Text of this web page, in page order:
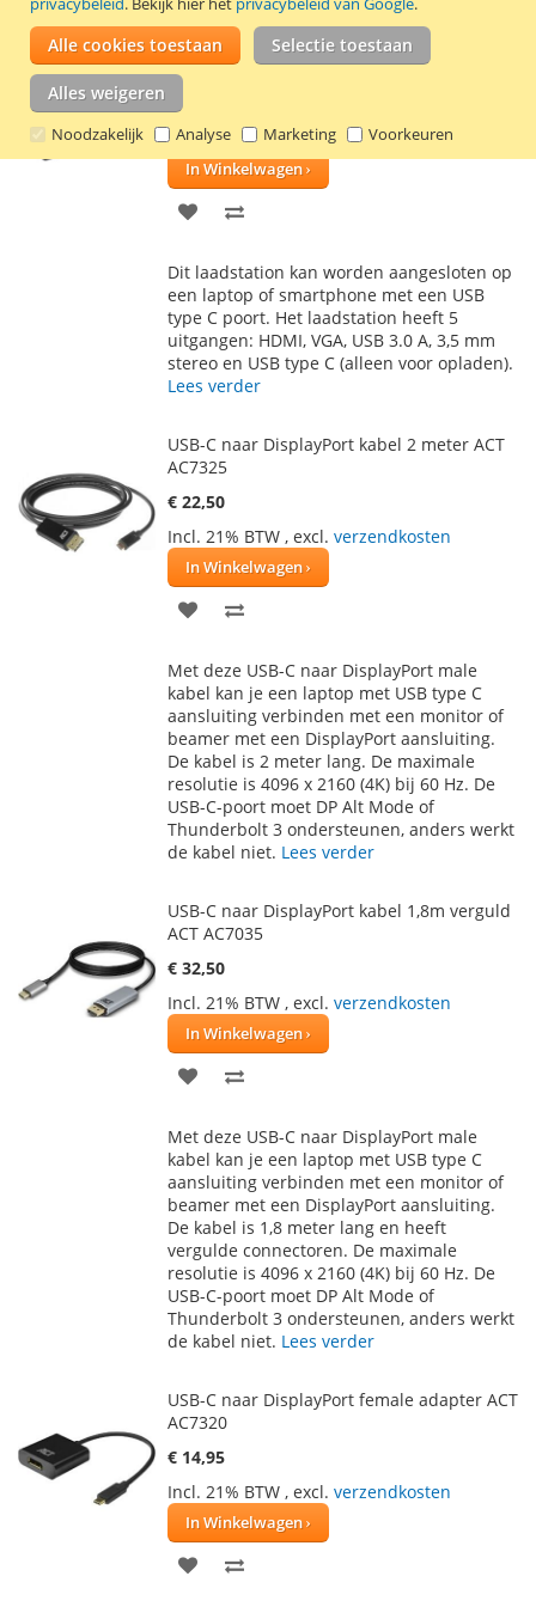
Alle cookies toestaan Selectie toestaan
Alles weigeren
Noodzakelijk Analyse Marketing Voorkeuren
Laadstation met USB 3.1 type C kabel 17,5
cm Velleman
€ 87,00
Incl. 21% BTW, excl.verzendkosten
In Winkelwagen
VOEG
AAN
VERLANGLIJST
TE
VERGELIJKEN
Dit laadstation kan worden aangesloten op
een laptop of smartphone met een USB
type C poort. Het laadstation heeft 5
uitgangen: HDMI, VGA, USB 3.0 A, 3,5 mm
stereo en USB type C (alleen voor opladen).
Lees verder
USB-C naar DisplayPort kabel 2 meter ACT
AC7325
€ 22,50
Incl. 21% BTW , excl. verzendkosten
In Winkelwagen
VOEG
AAN
VERLANGLIJST
TE
VERGELIJKEN
Met deze USB-C naar DisplayPort male
kabel kan je een laptop met USB type C
aansluiting verbinden met een monitor of
beamer met een DisplayPort aansluiting.
De kabel is 2 meter lang. De maximale
resolutie is 4096 x 2160 (4K) bij 60 Hz. De
USB-C-poort moet DP Alt Mode of
Thunderbolt 3 ondersteunen, anders werkt
de kabel niet. Lees verder
USB-C naar DisplayPort kabel 1,8m verguld
ACT AC7035
€ 32,50
Incl. 21% BTW , excl. verzendkosten
In Winkelwagen
VOEG
AAN
VERLANGLIJST
TE
VERGELIJKEN
Met deze USB-C naar DisplayPort male
kabel kan je een laptop met USB type C
aansluiting verbinden met een monitor of
beamer met een DisplayPort aansluiting.
De kabel is 1,8 meter lang en heeft
vergulde connectoren. De maximale
resolutie is 4096 x 2160 (4K) bij 60 Hz. De
USB-C-poort moet DP Alt Mode of
Thunderbolt 3 ondersteunen, anders werkt
de kabel niet. Lees verder
USB-C naar DisplayPort female adapter ACT
AC7320
€ 14,95
Incl. 21% BTW , excl. verzendkosten
In Winkelwagen
VOEG